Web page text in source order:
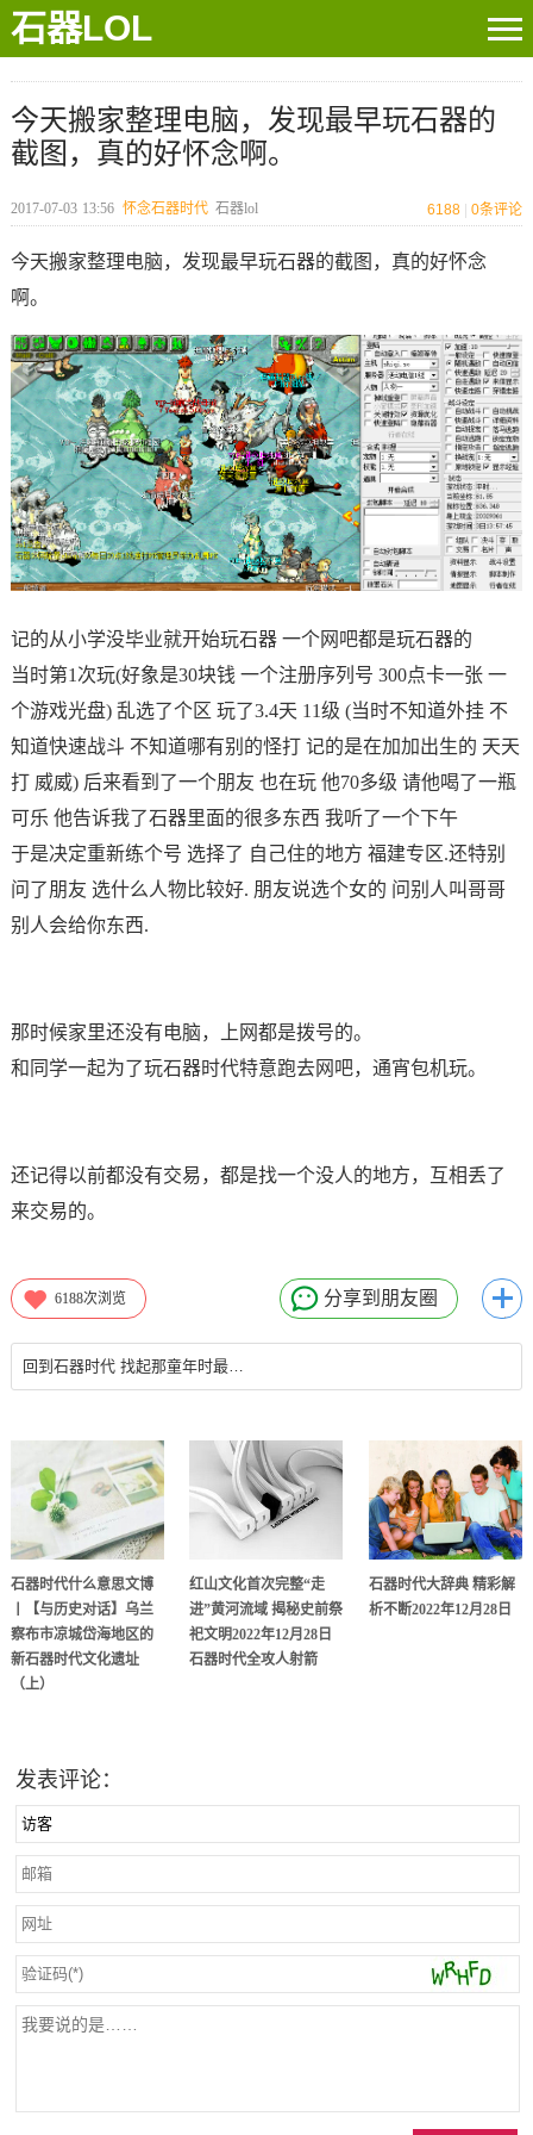
石器LOL
今天搬家整理电脑，发现最早玩石器的
截图，真的好怀念啊。
2017-07-03 13:56 怀念石器时代 石器lol 6188 0条评论
今天搬家整理电脑，发现最早玩石器的截图，真的好怀念
啊。
记的从小学没毕业就开始玩石器 一个网吧都是玩石器的
当时第1次玩(好象是30块钱 一个注册序列号 300点卡一张 一
个游戏光盘) 乱选了个区 玩了3.4天 11级 (当时不知道外挂 不
知道快速战斗 不知道哪有别的怪打 记的是在加加出生的 天天
打 威威) 后来看到了一个朋友 也在玩 他70多级 请他喝了一瓶
可乐 他告诉我了石器里面的很多东西 我听了一个下午
于是决定重新练个号 选择了 自己住的地方 福建专区.还特别
问了朋友 选什么人物比较好. 朋友说选个女的 问别人叫哥哥
别人会给你东西.
那时候家里还没有电脑，上网都是拨号的。
和同学一起为了玩石器时代特意跑去网吧，通宵包机玩。
还记得以前都没有交易，都是找一个没人的地方，互相丢了
来交易的。
6188次浏览 分享到朋友圈
回到石器时代 找起那童年时最初的梦想与快乐，单纯的热
石器时代什么意思文博
丨【与历史对话】乌兰
察布市凉城岱海地区的
新石器时代文化遗址
（上）
红山文化首次完整“走
进”黄河流域 揭秘史前祭
祀文明2022年12月28日
石器时代全攻人射箭
石器时代大辞典 精彩解
析不断2022年12月28日
发表评论：